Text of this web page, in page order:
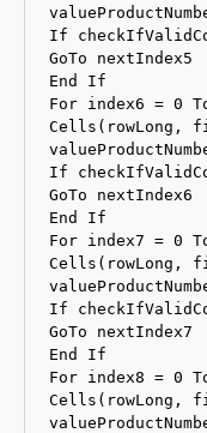
If
GoTo nextIndex5
End If
For index6 = 0
Cells(rowLong,
If
GoTo nextIndex6
End If
For index7 = 0
Cells(rowLong,
If
GoTo nextIndex7
End If
For index8 = 0
Cells(rowLong,